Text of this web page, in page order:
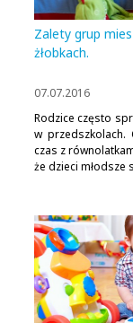
Zalety grup
żłobkach.
07.07.2016
Rodzice często
w przedszkolach.
czas z
że dzieci młodsze